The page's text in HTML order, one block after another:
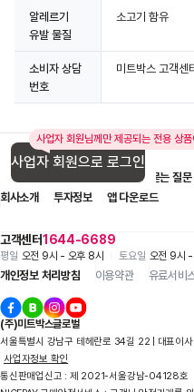
알레르기
유발 물질
소고기 함유
소비자 상담
번호
미트박스 고객
사업자 회원님께만 제공되는 전용 상
사업자 회원으로 로그인
고객센터1644-6689
평일 오전 9시 - 오후 8시 토요일 오전 9시 -
입점 제휴 문의
자주 묻는 질문
회사소개
투자정보 앱 다운로드
개인정보 처리방침 이용약관 유료서비
(주)미트박스글로벌
서울특별시 강남구 테헤란로 34길 22 | 대표
사업자정보 확인
통신판매업신고 : 제 2021-서울강남-04128호